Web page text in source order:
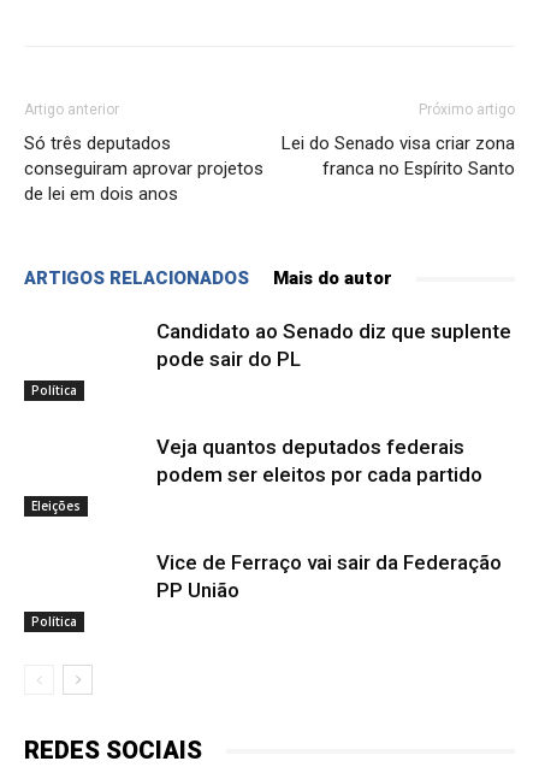
Artigo anterior
Só três deputados
conseguiram aprovar projetos
de lei em dois anos
Próximo artigo
Lei do Senado visa criar zona
franca no Espírito Santo
ARTIGOS RELACIONADOS Mais do autor
Política
Candidato ao Senado diz que suplente
pode sair do PL
Eleições
Veja quantos deputados federais
podem ser eleitos por cada partido
Política
Vice de Ferraço vai sair da Federação
PP União
REDES SOCIAIS